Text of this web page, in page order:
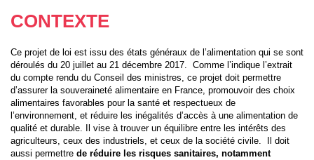
CONTEXTE
Ce projet de loi est issu des états généraux de l’alimentation qui se sont
déroulés du 20 juillet au 21 décembre 2017. Comme l’indique l’extrait
du compte rendu du Conseil des ministres, ce projet doit permettre
d’assurer la souveraineté alimentaire en France, promouvoir des choix
alimentaires favorables pour la santé et respectueux de
l’environnement, et réduire les inégalités d’accès à une alimentation de
qualité et durable. Il vise à trouver un équilibre entre les intérêts des
agriculteurs, ceux des industriels, et ceux de la société civile. Il doit
aussi permettre de réduire les risques sanitaires, notamment